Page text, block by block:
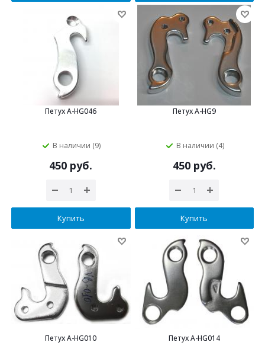
Петух A-HG046
В наличии (9)
450 руб.
Купить
Петух A-HG9
В наличии (4)
450 руб.
Купить
Петух A-HG010 Петух A-HG014